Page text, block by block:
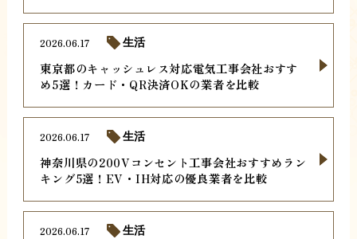
東京都のキャッシュレス対応電気工事会社おすす
め5選！カード・QR決済OKの業者を比較
2026.06.17 生活
神奈川県の200Vコンセント工事会社おすすめラン
キング5選！EV・IH対応の優良業者を比較
2026.06.17 生活
2026.06.17 生活